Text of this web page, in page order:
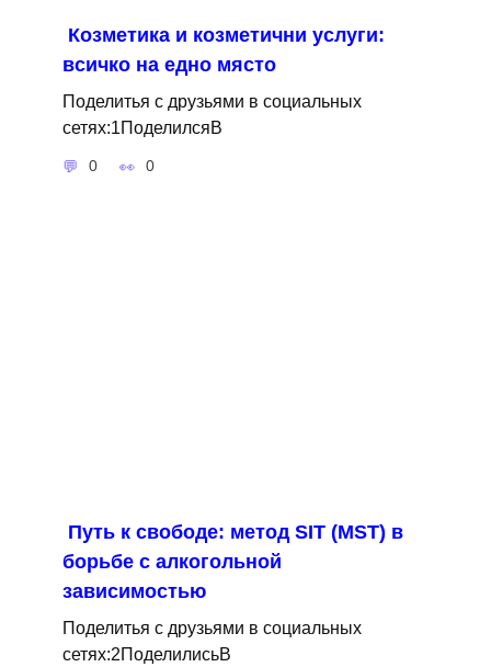
Козметика и козметични услуги:
всичко на едно място
Поделитья с друзьями в социальных
сетях:1ПоделилсяВ
0 0
Путь к свободе: метод SIT (MST) в
борьбе с алкогольной
зависимостью
Поделитья с друзьями в социальных
сетях:2ПоделилисьВ